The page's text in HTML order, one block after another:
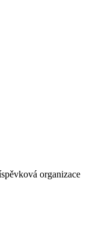
organizace